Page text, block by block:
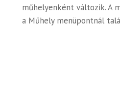
műhelyenként változik. A
a Műhely menüpontnál